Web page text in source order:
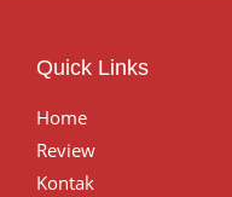
Quick Links
Home
Review
Kontak